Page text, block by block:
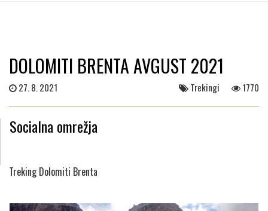
DOLOMITI BRENTA AVGUST 2021
27. 8. 2021 Trekingi 1770
Socialna omrežja
Treking Dolomiti Brenta